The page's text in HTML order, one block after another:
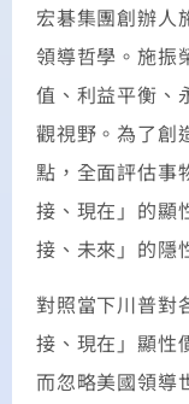
宏碁集團創辦人
領導哲學。施振
值、利益平衡、
觀視野。為了創
點，全面評估事
接、現在」的顯
接、未來」的隱
對照當下川普對
接、現在」顯性
而忽略美國領導